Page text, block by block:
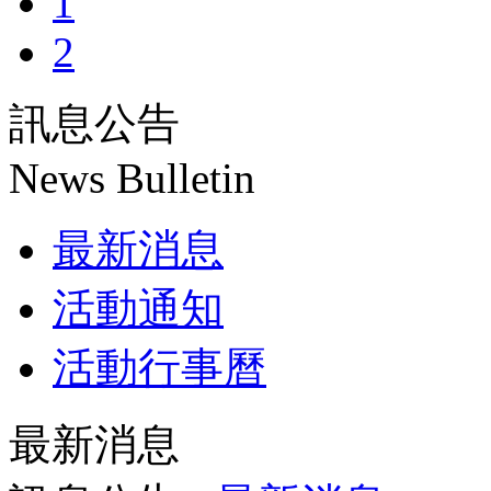
2
訊息公告
News Bulletin
最新消息
活動通知
活動行事曆
最新消息